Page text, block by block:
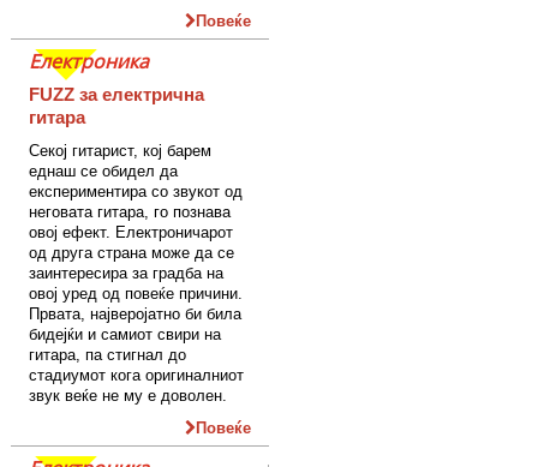
Повеќе
Електроника
FUZZ за електрична
гитара
Секој гитарист, кој барем
еднаш се обидел да
експериментира со звукот од
неговата гитара, го познава
овој ефект. Електроничарот
од друга страна може да се
заинтересира за градба на
овој уред од повеќе причини.
Првата, најверојатно би била
бидејќи и самиот свири на
гитара, па стигнал до
стадиумот кога оригиналниот
звук веќе не му е доволен.
Повеќе